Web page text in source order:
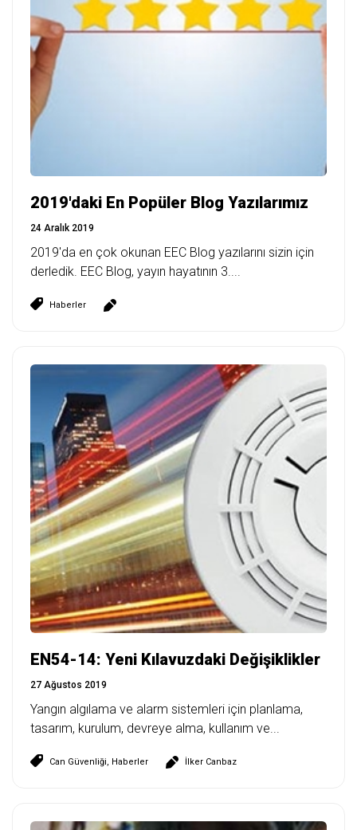
2019'daki En Popüler Blog Yazılarımız
24 Aralık 2019
2019'da en çok okunan EEC Blog yazılarını sizin için
derledik. EEC Blog, yayın hayatının 3....
Haberler
EN54-14: Yeni Kılavuzdaki Değişiklikler
27 Ağustos 2019
Yangın algılama ve alarm sistemleri için planlama,
tasarım, kurulum, devreye alma, kullanım ve...
Can Güvenliği, Haberler İlker Canbaz